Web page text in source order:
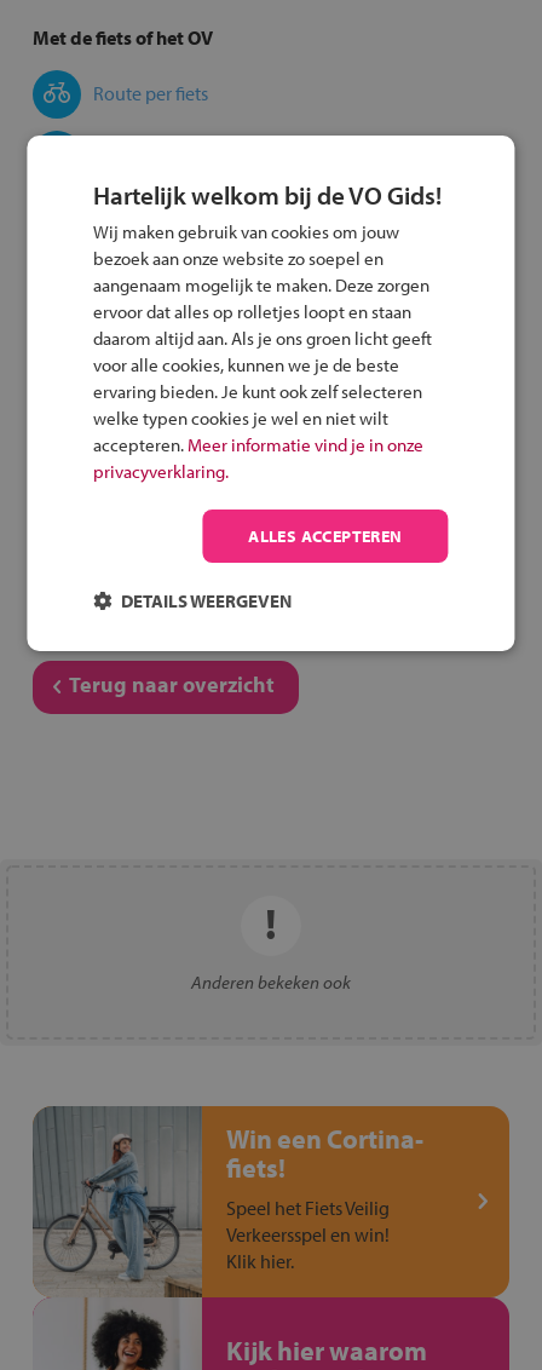
Met de fiets of het OV
Route per fiets
Speel het veilig fietsen
spel
Deel deze pagina
Terug naar overzicht
Anderen bekeken ook
Win een Cortina-
fiets!
Speel het Fiets Veilig
Verkeersspel en win!
Klik hier.
Kijk hier waarom
Hartelijk welkom bij de VO Gids!
Wij maken gebruik van cookies om jouw
bezoek aan onze website zo soepel en
aangenaam mogelijk te maken. Deze zorgen
ervoor dat alles op rolletjes loopt en staan
daarom altijd aan. Als je ons groen licht geeft
voor alle cookies, kunnen we je de beste
ervaring bieden. Je kunt ook zelf selecteren
welke typen cookies je wel en niet wilt
accepteren. Meer informatie vind je in onze
privacyverklaring.
ALLES ACCEPTEREN
DETAILS WEERGEVEN